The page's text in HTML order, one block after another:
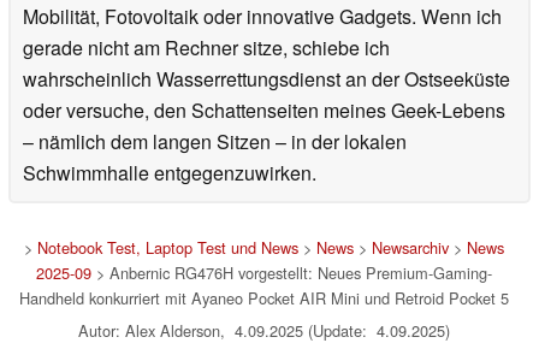
Mobilität, Fotovoltaik oder innovative Gadgets. Wenn ich
gerade nicht am Rechner sitze, schiebe ich
wahrscheinlich Wasserrettungsdienst an der Ostseeküste
oder versuche, den Schattenseiten meines Geek-Lebens
– nämlich dem langen Sitzen – in der lokalen
Schwimmhalle entgegenzuwirken.
> Notebook Test, Laptop Test und News> News> Newsarchiv> News
2025-09> Anbernic RG476H vorgestellt: Neues Premium-Gaming-
Handheld konkurriert mit Ayaneo Pocket AIR Mini und Retroid Pocket 5
Autor: Alex Alderson, 4.09.2025 (Update: 4.09.2025)